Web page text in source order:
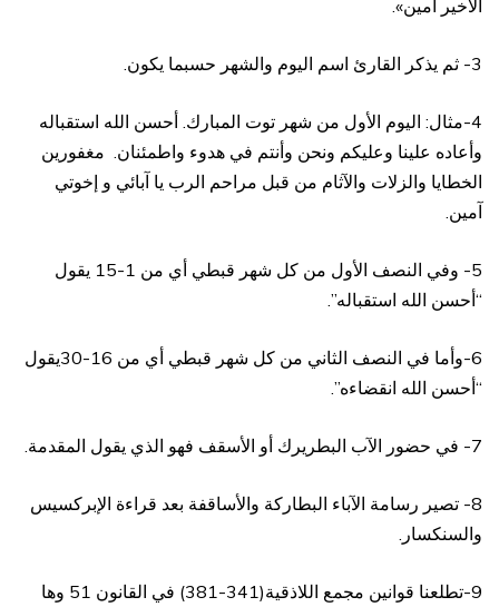
الأخير آمين».
3- ثم يذكر القارئ اسم اليوم والشهر حسبما يكون.
4-مثال: اليوم الأول من شهر توت المبارك. أحسن الله استقباله
وأعاده علينا وعليكم ونحن وأنتم في هدوء واطمئنان. مغفورين
الخطايا والزلات والآثام من قبل مراحم الرب يا آبائي و إخوتي
آمين.
5- وفي النصف الأول من كل شهر قبطي أي من 1-15 يقول
“أحسن الله استقباله”.
6-وأما في النصف الثاني من كل شهر قبطي أي من 16-30يقول
“أحسن الله انقضاءه”.
7- في حضور الآب البطريرك أو الأسقف فهو الذي يقول المقدمة.
8- تصير رسامة الآباء البطاركة والأساقفة بعد قراءة الإبركسيس
والسنكسار.
9-تطلعنا قوانين مجمع اللاذقية(341-381) في القانون 51 وها